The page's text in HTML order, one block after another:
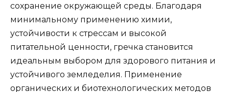
сохранение окружающей среды. Благодаря
минимальному применению химии,
устойчивости к стрессам и высокой
питательной ценности, гречка становится
идеальным выбором для здорового питания и
устойчивого земледелия. Применение
органических и биотехнологических методов